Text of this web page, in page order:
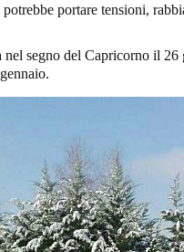
portare tensioni,
segno del Capricorno il 26